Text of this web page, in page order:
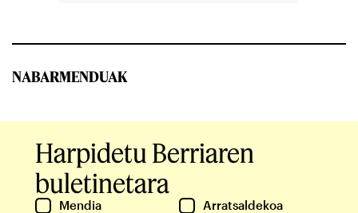
NABARMENDUAK
Harpidetu Berriaren
buletinetara
Mendia
Arratsaldekoa